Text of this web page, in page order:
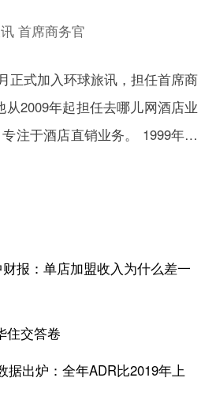
首席商务官
正式加入环球旅讯，担任首席商
2009年起担任去哪儿网酒店业
注于酒店直销业务。 1999年至
全球和中国在线旅行业的发展
分销以及航空公司数字化转型等
财报：单店加盟收入为什么差一
住交答卷
据出炉：全年ADR比2019年上